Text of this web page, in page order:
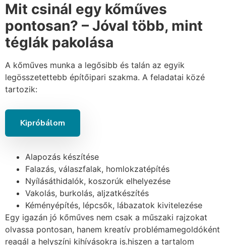
Mit csinál egy kőműves
pontosan? – Jóval több, mint
téglák pakolása
A kőműves munka a legősibb és talán az egyik
legösszetettebb építőipari szakma. A feladatai közé
tartozik:
Kipróbálom
Alapozás készítése
Falazás, válaszfalak, homlokzatépítés
Nyílásáthidalók, koszorúk elhelyezése
Vakolás, burkolás, aljzatkészítés
Kéményépítés, lépcsők, lábazatok kivitelezése
Egy igazán jó kőműves nem csak a műszaki rajzokat
olvassa pontosan, hanem kreatív problémamegoldóként
reagál a helyszíni kihívásokra is.hiszen a tartalom